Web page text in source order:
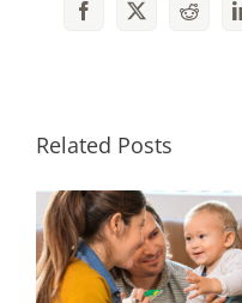
Facebook
X Reddit
Related Posts